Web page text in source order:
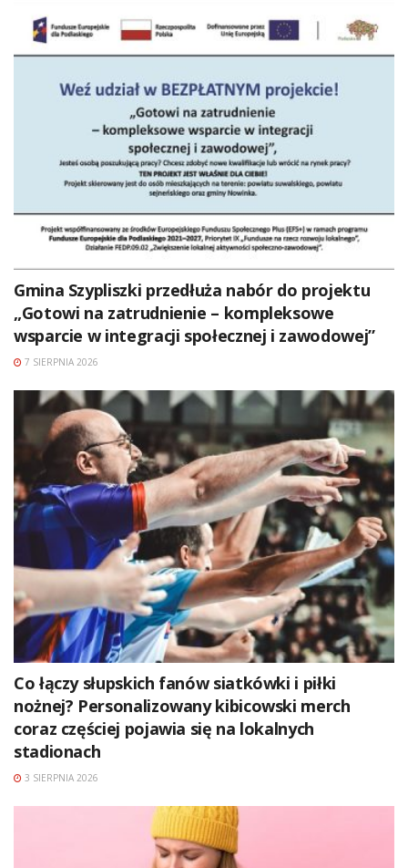
Gmina Szypliszki przedłuża nabór do projektu
„Gotowi na zatrudnienie – kompleksowe
wsparcie w integracji społecznej i zawodowej”
7 SIERPNIA 2026
Co łączy słupskich fanów siatkówki i piłki
nożnej? Personalizowany kibicowski merch
coraz częściej pojawia się na lokalnych
stadionach
3 SIERPNIA 2026